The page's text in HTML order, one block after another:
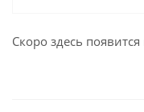
Скоро здесь